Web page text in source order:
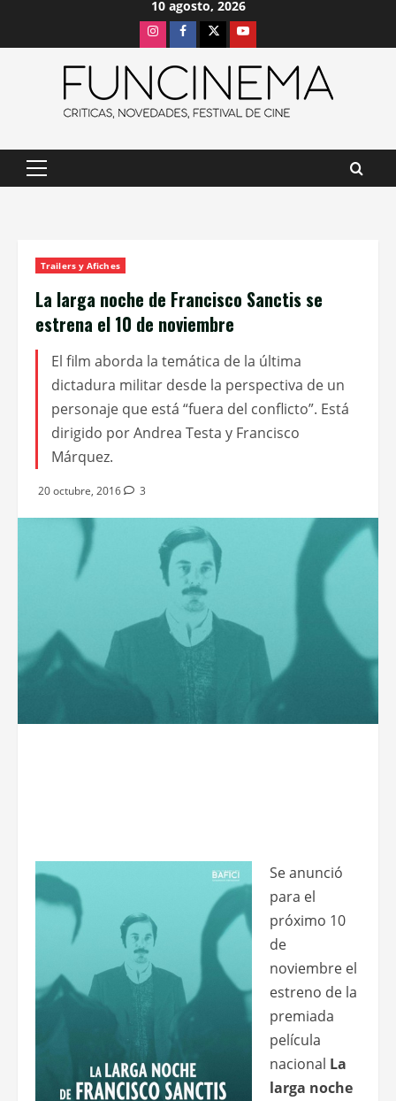
10 agosto, 2026
InstagramFacebook
X Youtube
Menú
Trailers y Afiches
La larga noche de Francisco Sanctis se
estrena el 10 de noviembre
El film aborda la temática de la última
dictadura militar desde la perspectiva de un
personaje que está “fuera del conflicto”. Está
dirigido por Andrea Testa y Francisco
Márquez.
20 octubre, 2016 3
Se anunció
para el
próximo 10
de
noviembre el
estreno de la
premiada
película
nacional La
larga noche